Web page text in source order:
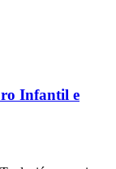
Infantil e